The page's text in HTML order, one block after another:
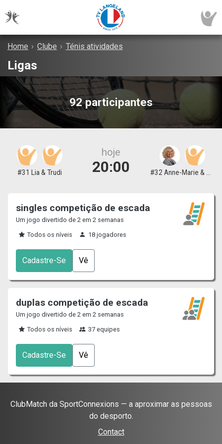
Home › Clube › Ténis atividades
Ligas
92 participantes
#31 Lia & Trudi
hoje
20:00
singles competição de escada
Um jogo divertido de 2 em 2 semanas
Todos os níveis
18 jogadores
Cadastre-Se Vê
duplas competição de escada
Um jogo divertido de 2 em 2 semanas
Todos os níveis
37 equipes
Cadastre-Se Vê
ClubMatch da SportConnexions — a aproximar as pessoas
do desporto.
Contact